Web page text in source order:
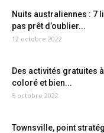
Nuits australiennes : 7
pas prêt d’oublier...
12 octobre 2022
Des activités gratuites
coloré et bien...
5 octobre 2022
Townsville, point